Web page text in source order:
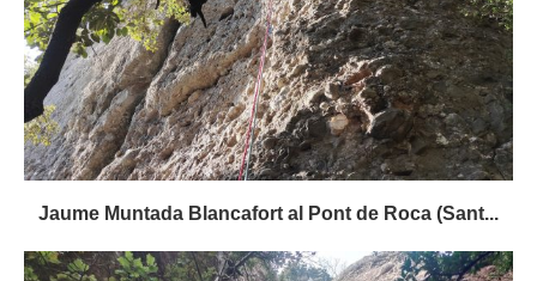
Jaume Muntada Blancafort al Pont de Roca (Sant...